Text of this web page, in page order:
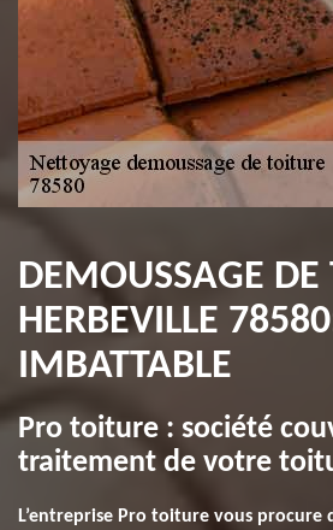
DEMOUSSAGE
HERBEVILLE
IMBATTABLE
Pro toiture : société
traitement de votre
L’entreprise Pro toiture vous procure